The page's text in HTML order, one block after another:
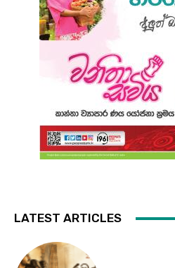
LATEST ARTICLES